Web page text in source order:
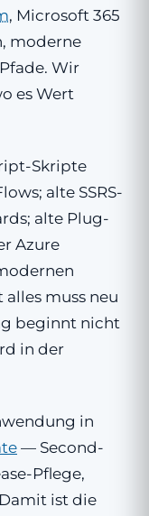
, Microsoft 365
moderne
Wir
es Wert
Skripte
alte SSRS-
alte Plug-
Azure
alles muss neu
beginnt nicht
in der
in
— Second-
Pflege,
ist die